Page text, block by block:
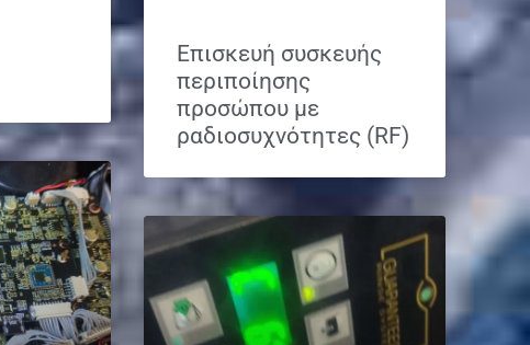
Επισκευή συσκευής
περιποίησης
προσώπου με
ραδιοσυχνότητες (RF)